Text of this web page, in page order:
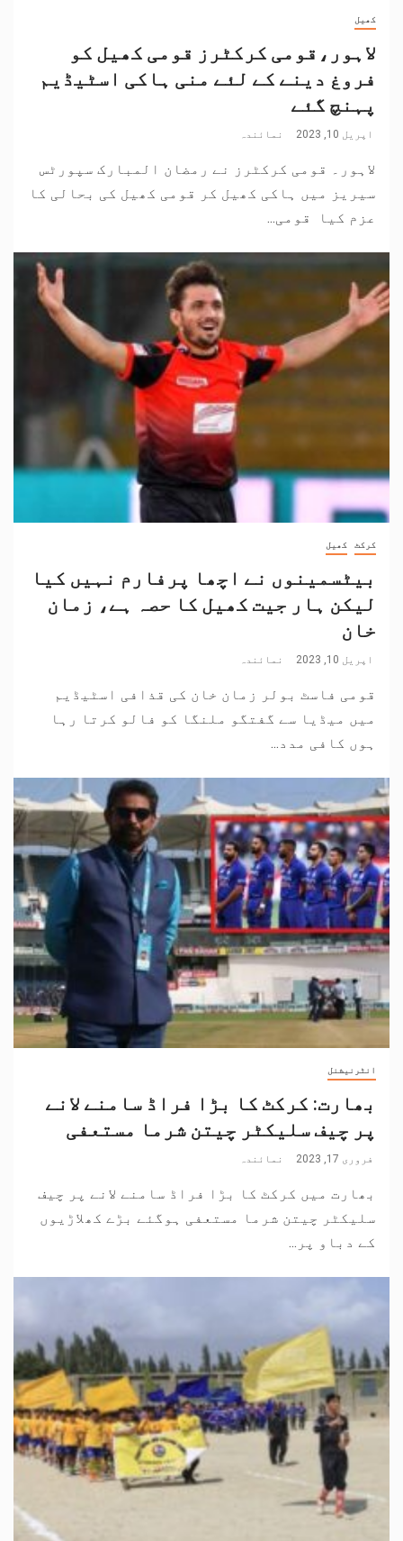
کھیل
لاہور،قومی کرکٹرز قومی کھیل کو
فروغ دینے کے لئے منی ہاکی اسٹیڈیم
پہنچ گئے
اپریل 10, 2023 نمائندہ
لاہور۔ قومی کرکٹرز نے رمضان المبارک سپورٹس
سیریز میں ہاکی کھیل کر قومی کھیل کی بحالی کا
عزم کیا قومی...
کرکٹ کھیل
بیٹسمینوں نے اچھا پرفارم نہیں کیا
لیکن ہار جیت کھیل کا حصہ ہے، زمان
خان
اپریل 10, 2023 نمائندہ
قومی فاسٹ بولر زمان خان کی قذافی اسٹیڈیم
میں میڈیا سے گفتگو ملنگا کو فالو کرتا رہا
ہوں کافی مدد...
انٹرنیشنل
بھارت: کرکٹ کا بڑا فراڈ سامنے لانے
پر چیف سلیکٹر چیتن شرما مستعفی
فروری 17, 2023 نمائندہ
بھارت میں کرکٹ کا بڑا فراڈ سامنے لانے پر چیف
سلیکٹر چیتن شرما مستعفی ہوگئے بڑے کھلاڑیوں
کے دباو پر...